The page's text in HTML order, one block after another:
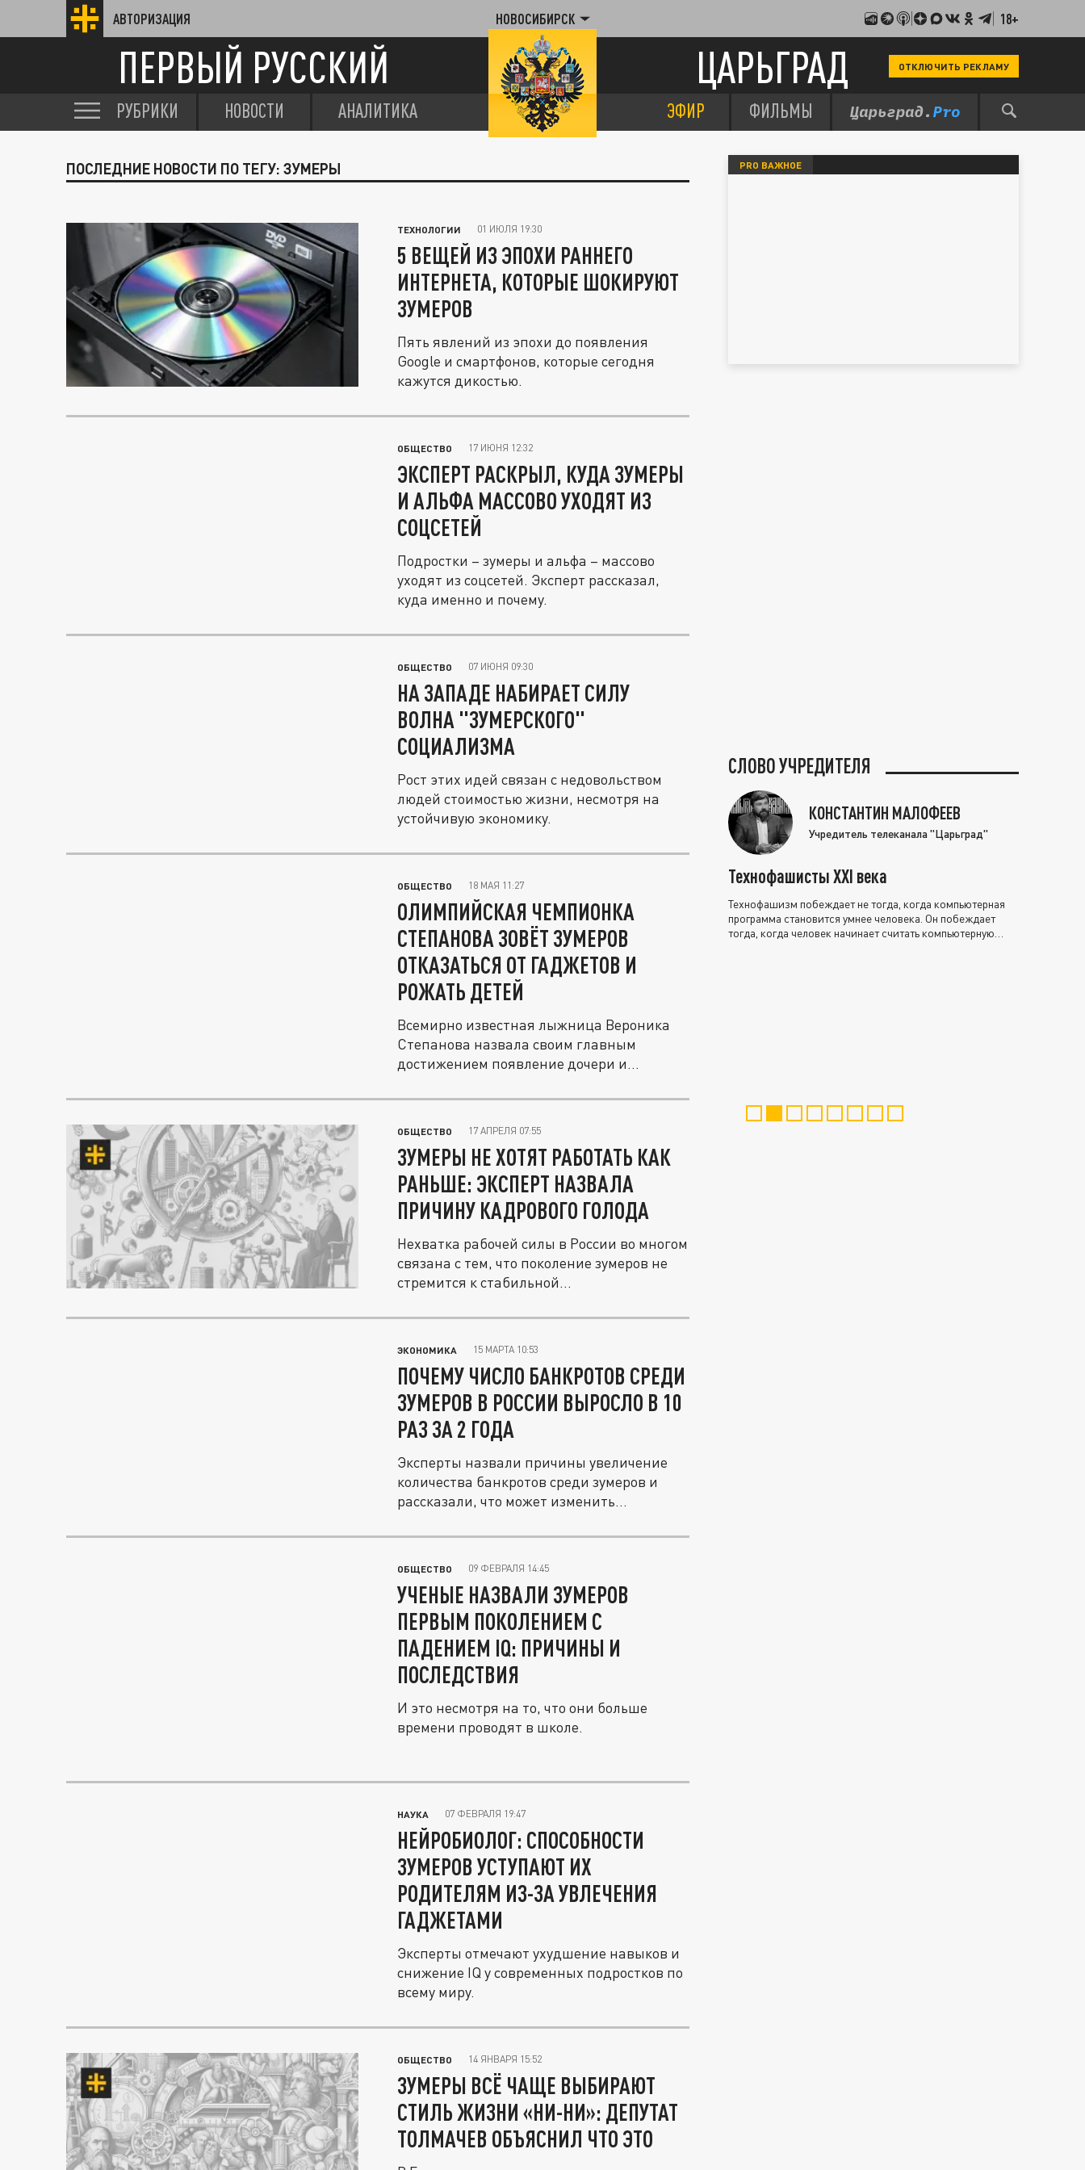
АВТОРИЗАЦИЯ НОВОСИБИРСК 18+
ПЕРВЫЙ РУССКИЙ ЦАРЬГРАД ОТКЛЮЧИТЬ РЕКЛАМУ
РУБРИКИ НОВОСТИ АНАЛИТИКА ЭФИР ФИЛЬМЫ
ПОСЛЕДНИЕ НОВОСТИ ПО ТЕГУ: ЗУМЕРЫ
ТЕХНОЛОГИИ 01 ИЮЛЯ 19:30
5 ВЕЩЕЙ ИЗ ЭПОХИ РАННЕГО
ИНТЕРНЕТА, КОТОРЫЕ ШОКИРУЮТ
ЗУМЕРОВ
Пять явлений из эпохи до появления
Google и смартфонов, которые сегодня
кажутся дикостью.
ОБЩЕСТВО 17 ИЮНЯ 12:32
ЭКСПЕРТ РАСКРЫЛ, КУДА ЗУМЕРЫ
И АЛЬФА МАССОВО УХОДЯТ ИЗ
СОЦСЕТЕЙ
Подростки – зумеры и альфа – массово
уходят из соцсетей. Эксперт рассказал,
куда именно и почему.
ОБЩЕСТВО 07 ИЮНЯ 09:30
НА ЗАПАДЕ НАБИРАЕТ СИЛУ
ВОЛНА "ЗУМЕРСКОГО"
СОЦИАЛИЗМА
Рост этих идей связан с недовольством
людей стоимостью жизни, несмотря на
устойчивую экономику.
ОБЩЕСТВО 18 МАЯ 11:27
ОЛИМПИЙСКАЯ ЧЕМПИОНКА
СТЕПАНОВА ЗОВЁТ ЗУМЕРОВ
ОТКАЗАТЬСЯ ОТ ГАДЖЕТОВ И
РОЖАТЬ ДЕТЕЙ
Всемирно известная лыжница Вероника
Степанова назвала своим главным
достижением появление дочери и
ОБЩЕСТВО 17 АПРЕЛЯ 07:55
ЗУМЕРЫ НЕ ХОТЯТ РАБОТАТЬ КАК
РАНЬШЕ: ЭКСПЕРТ НАЗВАЛА
ПРИЧИНУ КАДРОВОГО ГОЛОДА
Нехватка рабочей силы в России во многом
связана с тем, что поколение зумеров не
стремится к стабильной...
ЭКОНОМИКА 15 МАРТА 10:53
ПОЧЕМУ ЧИСЛО БАНКРОТОВ СРЕДИ
ЗУМЕРОВ В РОССИИ ВЫРОСЛО В 10
РАЗ ЗА 2 ГОДА
Эксперты назвали причины увеличение
количества банкротов среди зумеров и
рассказали, что может изменить...
ОБЩЕСТВО 09 ФЕВРАЛЯ 14:45
УЧЕНЫЕ НАЗВАЛИ ЗУМЕРОВ
ПЕРВЫМ ПОКОЛЕНИЕМ С
ПАДЕНИЕМ IQ: ПРИЧИНЫ И
ПОСЛЕДСТВИЯ
И это несмотря на то, что они больше
времени проводят в школе.
НАУКА 07 ФЕВРАЛЯ 19:47
НЕЙРОБИОЛОГ: СПОСОБНОСТИ
ЗУМЕРОВ УСТУПАЮТ ИХ
РОДИТЕЛЯМ ИЗ-ЗА УВЛЕЧЕНИЯ
ГАДЖЕТАМИ
Эксперты отмечают ухудшение навыков и
снижение IQ у современных подростков по
всему миру.
ОБЩЕСТВО 14 ЯНВАРЯ 15:52
ЗУМЕРЫ ВСЁ ЧАЩЕ ВЫБИРАЮТ
СТИЛЬ ЖИЗНИ «НИ-НИ»: ДЕПУТАТ
ТОЛМАЧЕВ ОБЪЯСНИЛ ЧТО ЭТО
PRO ВАЖНОЕ
СЛОВО УЧРЕДИТЕЛЯ
КОНСТАНТИН МАЛОФЕЕВ
Учредитель телеканала "Царьград"
Технофашисты XXI века
Технофашизм побеждает не тогда, когда компьютерная
программа становится умнее человека. Он побеждает
тогда, когда человек начинает считать компьютерную